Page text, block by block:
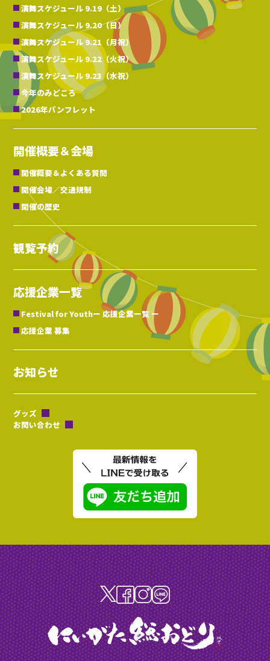
演舞スケジュール 9.19（土）
演舞スケジュール 9.20（日）
演舞スケジュール 9.21（月祝）
演舞スケジュール 9.22（火祝）
演舞スケジュール 9.23（水祝）
今年のみどころ
2026年パンフレット
開催概要＆会場
開催概要＆よくある質問
開催会場／交通規制
開催の歴史
観覧予約
応援企業一覧
Festival for Youthー 応援企業一覧 ー
応援企業 募集
お知らせ
グッズ
お問い合わせ